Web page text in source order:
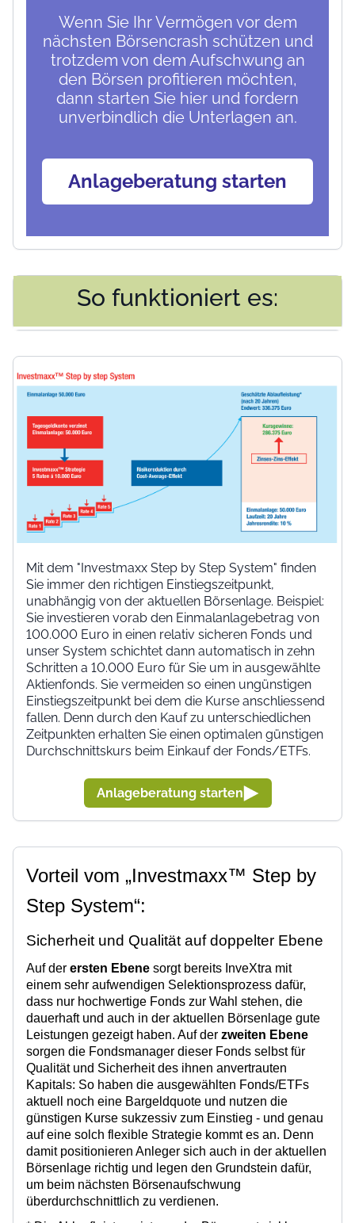
Wenn Sie Ihr Vermögen vor dem
nächsten Börsencrash schützen und
trotzdem von dem Aufschwung an
den Börsen profitieren möchten,
dann starten Sie hier und fordern
unverbindlich die Unterlagen an.
Anlageberatung starten
So funktioniert es:
Mit dem "Investmaxx Step by Step System" finden
Sie immer den richtigen Einstiegszeitpunkt,
unabhängig von der aktuellen Börsenlage. Beispiel:
Sie investieren vorab den Einmalanlagebetrag von
100.000 Euro in einen relativ sicheren Fonds und
unser System schichtet dann automatisch in zehn
Schritten a 10.000 Euro für Sie um in ausgewählte
Aktienfonds. Sie vermeiden so einen ungünstigen
Einstiegszeitpunkt bei dem die Kurse anschliessend
fallen. Denn durch den Kauf zu unterschiedlichen
Zeitpunkten erhalten Sie einen optimalen günstigen
Durchschnittskurs beim Einkauf der Fonds/ETFs.
Anlageberatung starten
Vorteil vom „Investmaxx™ Step by
Step System“:
Sicherheit und Qualität auf doppelter Ebene
Auf der ersten Ebene sorgt bereits InveXtra mit
einem sehr aufwendigen Selektionsprozess dafür,
dass nur hochwertige Fonds zur Wahl stehen, die
dauerhaft und auch in der aktuellen Börsenlage gute
Leistungen gezeigt haben. Auf der zweiten Ebene
sorgen die Fondsmanager dieser Fonds selbst für
Qualität und Sicherheit des ihnen anvertrauten
Kapitals: So haben die ausgewählten Fonds/ETFs
aktuell noch eine Bargeldquote und nutzen die
günstigen Kurse sukzessiv zum Einstieg - und genau
auf eine solch flexible Strategie kommt es an. Denn
damit positionieren Anleger sich auch in der aktuellen
Börsenlage richtig und legen den Grundstein dafür,
um beim nächsten Börsenaufschwung
überdurchschnittlich zu verdienen.